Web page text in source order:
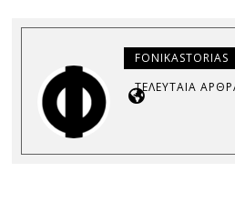
FONIKASTORIAS
ΤΕΛΕΥΤΑΊΑ